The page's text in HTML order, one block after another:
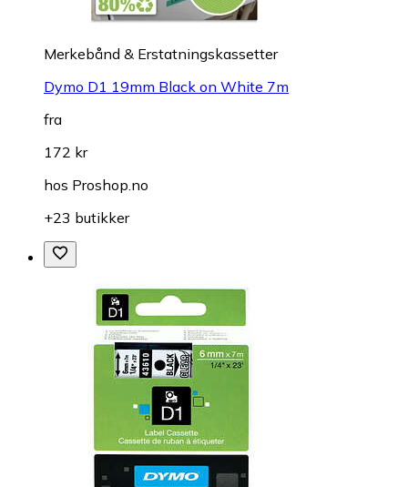
Merkebånd & Erstatningskassetter
Dymo D1 19mm Black on White 7m
fra
172 kr
hos Proshop.no
+23 butikker